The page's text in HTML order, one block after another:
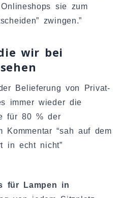
sie zum
zwingen.”
wir bei
Belieferung von Privat-
immer wieder die
für 80 % der
Kommentar “sah auf dem
in echt nicht”
für Lampen in